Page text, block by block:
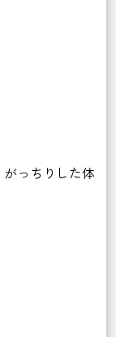
っちりした体